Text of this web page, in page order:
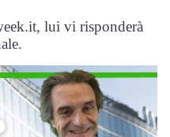
lui vi risponderà